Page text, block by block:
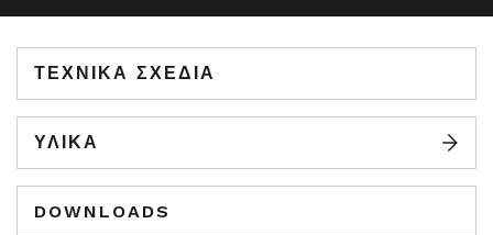
ΤΕΧΝΙΚΆ ΣΧΈΔΙΑ
ΥΛΙΚΑ
DOWNLOADS